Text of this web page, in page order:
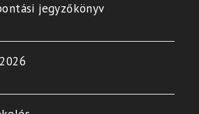
jegyzőkönyv